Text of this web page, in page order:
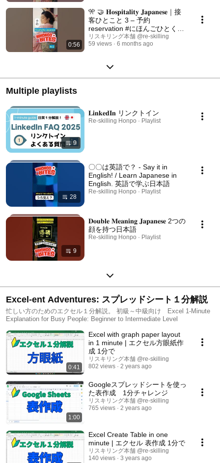
0:56
🎌 🤝 𝐇𝐨𝐬𝐩𝐢𝐭𝐚𝐥𝐢𝐭𝐲 𝐉𝐚𝐩𝐚𝐧𝐞𝐬𝐞｜接
客ひとこと 3 – 予約
reservation #にほんごひとくち
#nihongobites #omotenashi
リスキリング本舗 @re-skilling
59 views
6 months ago
Multiple playlists
9
𝐋𝐢𝐧𝐤𝐞𝐝𝐈𝐧 リンクトイン
Re-skilling Honpo · Playlist
28
〇〇は英語で？ - Say it in
English! / Learn Japanese in
English. 英語で学ぶ日本語
Re-skilling Honpo · Playlist
9
𝐃𝐨𝐮𝐛𝐥𝐞 𝐌𝐞𝐚𝐧𝐢𝐧𝐠 𝐉𝐚𝐩𝐚𝐧𝐞𝐬𝐞 2つの
顔を持つ日本語
Re-skilling Honpo · Playlist
Excel-ent Adventures: スプレッドシート１分解説
忙しい方のためのエクセル１分解説。 初級～中級向け Excel 1-Minute
Explanation for Busy People: Beginner to Intermediate Level
0:41
Excel with graph paper layout
in 1 minute | エクセル方眼紙作
成 1分で
リスキリング本舗 @re-skilling
802 views
2 years ago
1:00
Googleスプレッドシートを使っ
た表作成 1分チャレンジ
リスキリング本舗 @re-skilling
765 views
2 years ago
Excel Create Table in one
minute | エクセル 表作成 1分で
リスキリング本舗 @re-skilling
140 views
3 years ago